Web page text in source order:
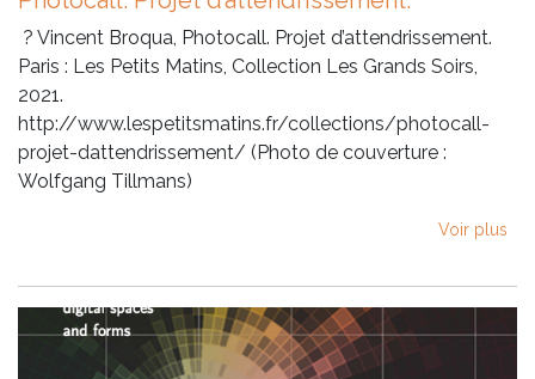
? Vincent Broqua, Photocall. Projet d’attendrissement.
Paris : Les Petits Matins, Collection Les Grands Soirs,
2021.
http://www.lespetitsmatins.fr/collections/photocall-
projet-dattendrissement/ (Photo de couverture :
Wolfgang Tillmans)
Voir plus